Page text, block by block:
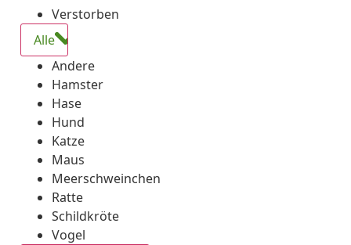
Verstorben
Alle
Andere
Hamster
Hase
Hund
Katze
Maus
Meerschweinchen
Ratte
Schildkröte
Vogel